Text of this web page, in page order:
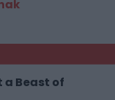
a Beast of